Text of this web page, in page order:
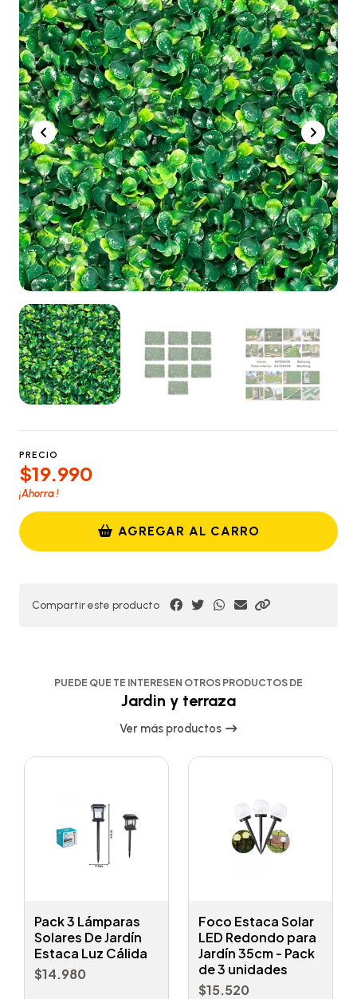
PRECIO
$19.990
¡Ahorra!
AGREGAR AL CARRO
Compartir este producto
PUEDE QUE TE INTERESEN OTROS PRODUCTOS DE
Jardin y terraza
Ver más productos
Pack 3 Lámparas
Solares De Jardín
Estaca Luz Cálida
$14.980
Foco Estaca Solar
LED Redondo para
Jardín 35cm - Pack
de 3 unidades
$15.520